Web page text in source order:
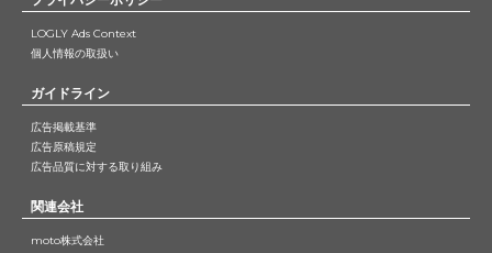
LOGLY Ads Context
個人情報の取扱い
ガイドライン
広告掲載基準
広告原稿規定
広告品質に対する取り組み
関連会社
moto株式会社